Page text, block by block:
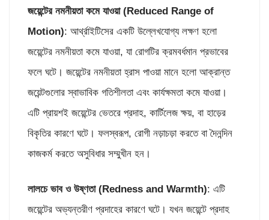
জয়েন্টের নমনীয়তা কমে যাওয়া (Reduced Range of
Motion): আর্থ্রাইটিসের একটি উল্লেখযোগ্য লক্ষণ হলো
জয়েন্টের নমনীয়তা কমে যাওয়া, যা রোগটির ক্রমবর্ধমান প্রভাবের
ফলে ঘটে। জয়েন্টের নমনীয়তা হ্রাস পাওয়া মানে হলো আক্রান্ত
জয়েন্টগুলোর স্বাভাবিক গতিশীলতা এবং কার্যক্ষমতা কমে যাওয়া।
এটি প্রায়শই জয়েন্টের ভেতরে প্রদাহ, কার্টিলেজ ক্ষয়, বা হাড়ের
বিকৃতির কারণে ঘটে। ফলস্বরূপ, রোগী নড়াচড়া করতে বা দৈনন্দিন
কাজকর্ম করতে অসুবিধার সম্মুখীন হন।
লালচে ভাব ও উষ্ণতা (Redness and Warmth): এটি
জয়েন্টের অভ্যন্তরীণ প্রদাহের কারণে ঘটে। যখন জয়েন্টে প্রদাহ